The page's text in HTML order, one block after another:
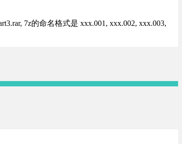
7z的命名格式是 xxx.001, xxx.002, xxx.003,